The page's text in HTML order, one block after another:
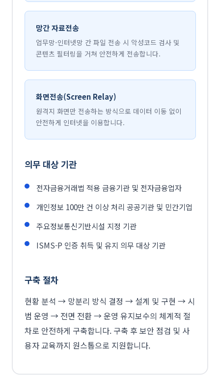
망간 자료전송
업무망-인터넷망 간 파일 전송 시 악성코드 검사 및
콘텐츠 필터링을 거쳐 안전하게 전송합니다.
화면전송(Screen Relay)
원격지 화면만 전송하는 방식으로 데이터 이동 없이
안전하게 인터넷을 이용합니다.
의무 대상 기관
전자금융거래법 적용 금융기관 및 전자금융업자
개인정보 100만 건 이상 처리 공공기관 및 민간기업
주요정보통신기반시설 지정 기관
ISMS-P 인증 취득 및 유지 의무 대상 기관
구축 절차
현황 분석 → 망분리 방식 결정 → 설계 및 구현 → 시
범 운영 → 전면 전환 → 운영 유지보수의 체계적 절
차로 안전하게 구축합니다. 구축 후 보안 점검 및 사
용자 교육까지 원스톱으로 지원합니다.